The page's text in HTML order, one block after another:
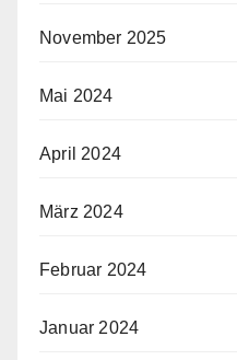
November 2025
Mai 2024
April 2024
März 2024
Februar 2024
Januar 2024